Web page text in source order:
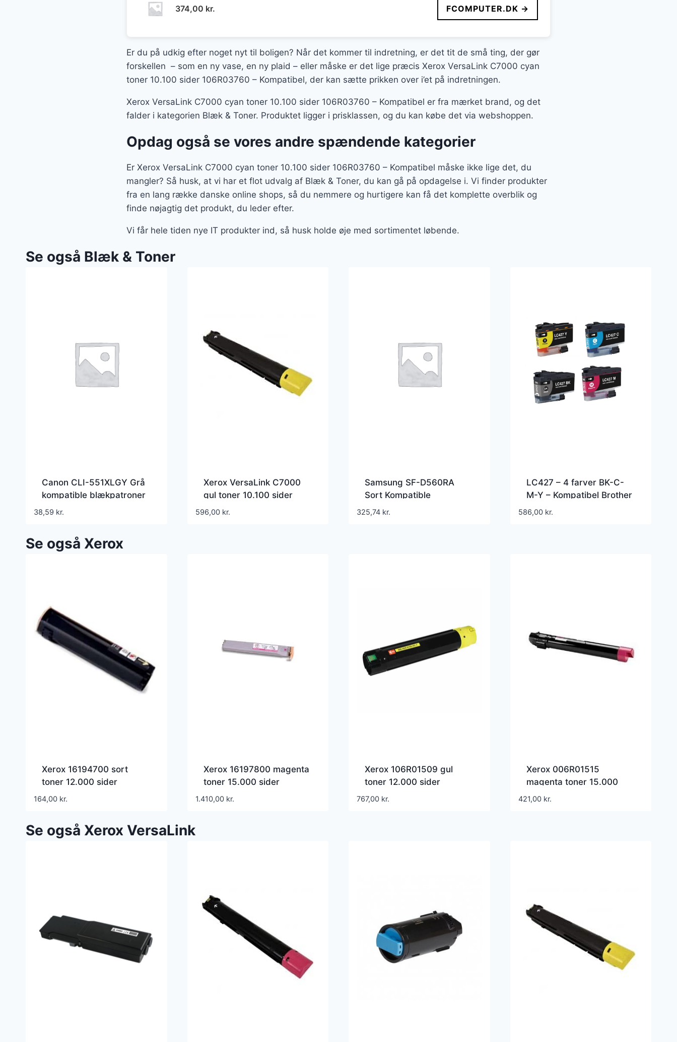
374,00 kr. FCOMPUTER.DK →
Er du på udkig efter noget nyt til boligen? Når det kommer til indretning, er det tit de små ting, der gør
forskellen – som en ny vase, en ny plaid – eller måske er det lige præcis Xerox VersaLink C7000 cyan
toner 10.100 sider 106R03760 – Kompatibel, der kan sætte prikken over i’et på indretningen.
Xerox VersaLink C7000 cyan toner 10.100 sider 106R03760 – Kompatibel er fra mærket brand, og det
falder i kategorien Blæk & Toner. Produktet ligger i prisklassen, og du kan købe det via webshoppen.
Opdag også se vores andre spændende kategorier
Er Xerox VersaLink C7000 cyan toner 10.100 sider 106R03760 – Kompatibel måske ikke lige det, du
mangler? Så husk, at vi har et flot udvalg af Blæk & Toner, du kan gå på opdagelse i. Vi finder produkter
fra en lang række danske online shops, så du nemmere og hurtigere kan få det komplette overblik og
finde nøjagtig det produkt, du leder efter.
Vi får hele tiden nye IT produkter ind, så husk holde øje med sortimentet løbende.
Se også Blæk & Toner
Canon CLI-551XLGY Grå
kompatible blækpatroner
38,59 kr.
Xerox VersaLink C7000
gul toner 10.100 sider
106R03758 – Kompatibel
596,00 kr.
Samsung SF-D560RA
Sort Kompatible
Lasertoner 3.000 Sider
325,74 kr.
LC427 – 4 farver BK-C-
M-Y – Kompatibel Brother
– LC427 – 7.500 sider
586,00 kr.
Se også Xerox
Xerox 16194700 sort
toner 12.000 sider
16194700 – Kompatibel
164,00 kr.
Xerox 16197800 magenta
toner 15.000 sider
16197800 – Kompatibel
1.410,00 kr.
Xerox 106R01509 gul
toner 12.000 sider
106R01509 – Kompatibel
767,00 kr.
Xerox 006R01515
magenta toner 15.000
sider 006R01515 –
421,00 kr.
Se også Xerox VersaLink